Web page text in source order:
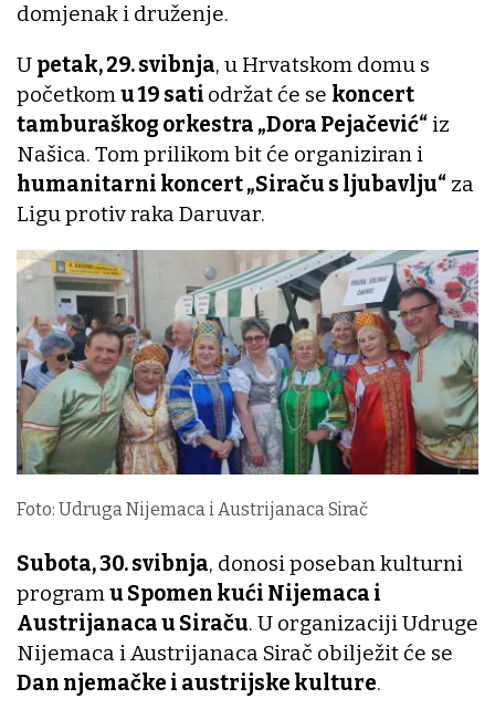
domjenak i druženje.
U petak, 29. svibnja, u Hrvatskom domu s
početkomu 19 sati održat će se koncert
tamburaškog orkestra „Dora Pejačević“ iz
Našica. Tom prilikom bit će organiziran i
humanitarni koncert „Siraču s ljubavlju“ za
Ligu protiv raka Daruvar.
Foto: Udruga Nijemaca i Austrijanaca Sirač
Subota, 30. svibnja, donosi poseban kulturni
programu Spomen kući Nijemaca i
Austrijanaca u Siraču. U organizaciji Udruge
Nijemaca i Austrijanaca Sirač obilježit će se
Dan njemačke i austrijske kulture.